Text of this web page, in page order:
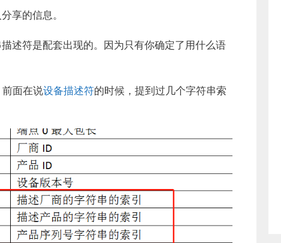
享的信息。
述符是配套出现的。因为只有你确定了用什么语
面在说设备描述符的时候，提到过几个字符串索